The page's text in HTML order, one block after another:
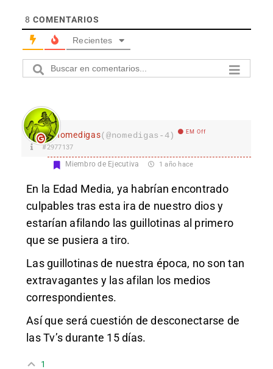
8 COMENTARIOS
Recientes
nomedigas(@nomedigas-4) EM Off
#2977137
Miembro de Ejecutiva 1 año hace
En la Edad Media, ya habrían encontrado
culpables tras esta ira de nuestro dios y
estarían afilando las guillotinas al primero
que se pusiera a tiro.
Las guillotinas de nuestra época, no son tan
extravagantes y las afilan los medios
correspondientes.
Así que será cuestión de desconectarse de
las Tv’s durante 15 días.
1